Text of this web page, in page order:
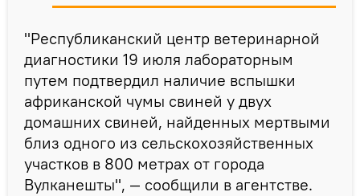
"Республиканский центр ветеринарной
диагностики 19 июля лабораторным
путем подтвердил наличие вспышки
африканской чумы свиней у двух
домашних свиней, найденных мертвыми
близ одного из сельскохозяйственных
участков в 800 метрах от города
Вулканешты", — сообщили в агентстве.